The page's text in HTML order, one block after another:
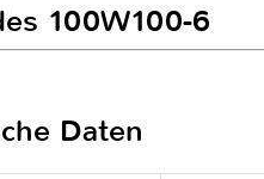
100W100-6
Daten